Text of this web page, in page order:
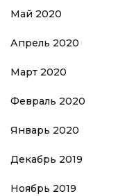
Май 2020
Апрель 2020
Март 2020
Февраль 2020
Январь 2020
Декабрь 2019
Ноябрь 2019